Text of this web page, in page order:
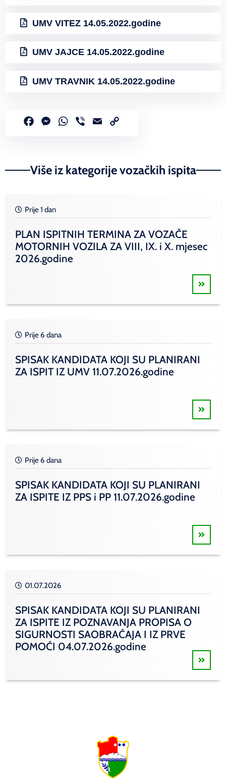
UMV VITEZ 14.05.2022.godine
UMV JAJCE 14.05.2022.godine
UMV TRAVNIK 14.05.2022.godine
FacebookMessenger
WhatsApp
Viber Email
Više iz kategorije vozačkih ispita
Prije 1 dan
PLAN ISPITNIH TERMINA ZA VOZAČE
MOTORNIH VOZILA ZA VIII, IX. i X. mjesec
2026.godine
Prije 6 dana
SPISAK KANDIDATA KOJI SU PLANIRANI
ZA ISPIT IZ UMV 11.07.2026.godine
Prije 6 dana
SPISAK KANDIDATA KOJI SU PLANIRANI
ZA ISPITE IZ PPS i PP 11.07.2026.godine
01.07.2026
SPISAK KANDIDATA KOJI SU PLANIRANI
ZA ISPITE IZ POZNAVANJA PROPISA O
SIGURNOSTI SAOBRAĆAJA I IZ PRVE
POMOĆI 04.07.2026.godine